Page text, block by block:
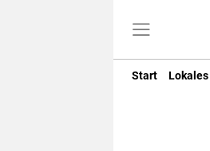
Start Lokales